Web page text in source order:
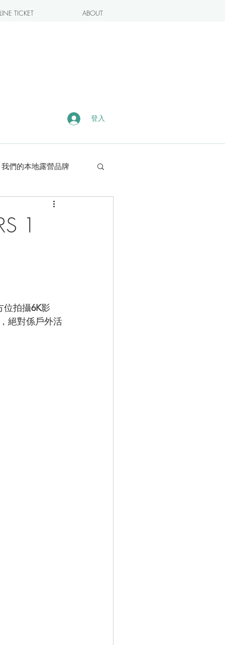
TICKET ABOUT
登入
我們的本地露營品牌
露營・遠足熱點
1
位拍攝6K影
絕對係戶外活